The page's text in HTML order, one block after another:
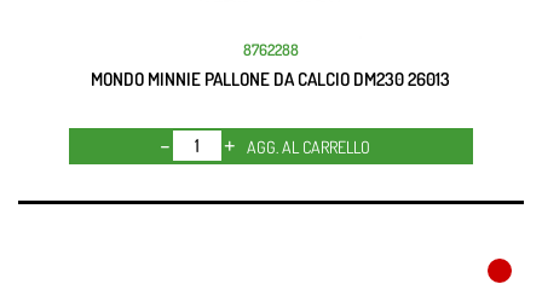
8762288
MONDO MINNIE PALLONE DA CALCIO DM230 26013
Quantità
AGG. AL CARRELLO